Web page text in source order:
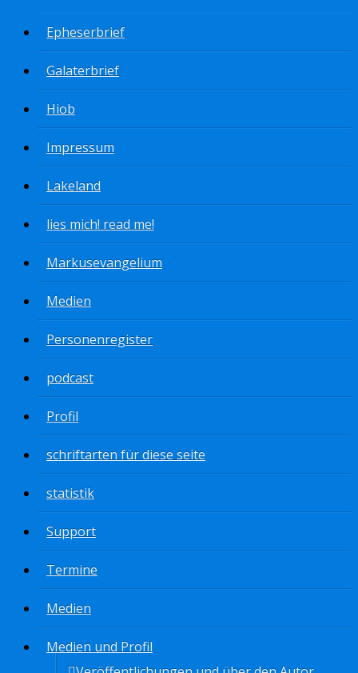
Epheserbrief
Galaterbrief
Hiob
Impressum
Lakeland
lies mich! read me!
Markusevangelium
Medien
Personenregister
podcast
Profil
schriftarten für diese seite
statistik
Support
Termine
Medien
Medien und Profil